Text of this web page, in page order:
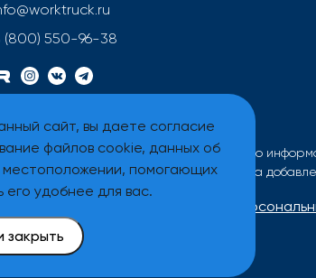
сайт, вы даете согласие
файлов cookie, данных об
помогающих
его удобнее для вас.
закрыть
(800) 550-96-38
на сайте имеет исключительно
на сайте указаны без учета налога на
Политика обработки